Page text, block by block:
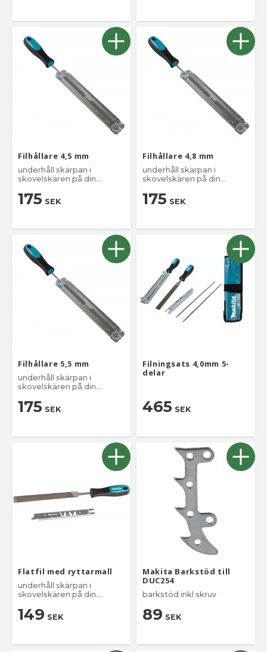
Filhållare 4,5 mm
underhåll skärpan i
skovelskären på din
175 SEK
Filhållare 4,8 mm
underhåll skärpan i
skovelskären på din
175 SEK
Filhållare 5,5 mm
underhåll skärpan i
skovelskären på din
175 SEK
Filningsats 4,0mm 5-
delar
465 SEK
Flatfil med ryttarmall
underhåll skärpan i
skovelskären på din
149 SEK
Makita Barkstöd till
DUC254
barkstöd inkl skruv
89 SEK